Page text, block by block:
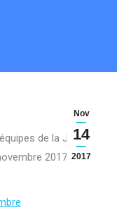
Nov
14
2017
de la JA
2017, en